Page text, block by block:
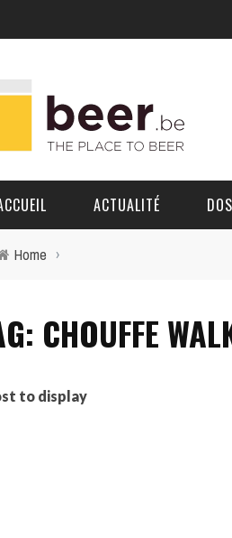
ACTUALITÉ
Home ›
CHOUFFE
to display